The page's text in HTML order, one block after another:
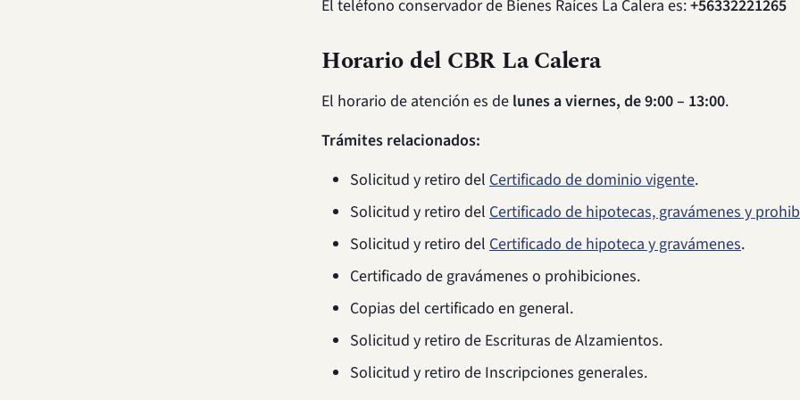
El teléfono conservador de Bienes Raíces La Calera es:+56332221265
Horario del CBR La Calera
El horario de atención es de lunes a viernes, de 9:00 – 13:00.
Trámites relacionados:
Solicitud y retiro del Certificado de dominio vigente.
Solicitud y retiro del Certificado de hipotecas, gravámenes y
Solicitud y retiro del Certificado de hipoteca y gravámenes.
Certificado de gravámenes o prohibiciones.
Copias del certificado en general.
Solicitud y retiro de Escrituras de Alzamientos.
Solicitud y retiro de Inscripciones generales.